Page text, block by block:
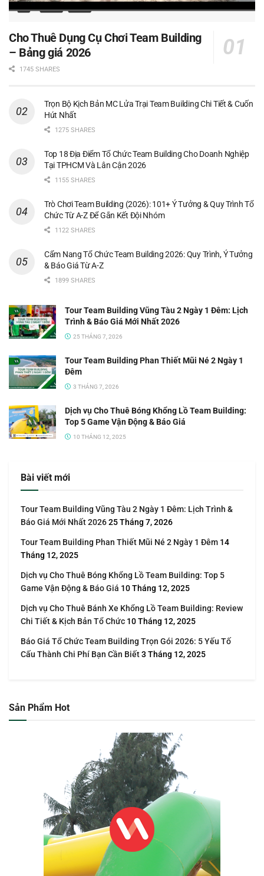
Cho Thuê Dụng Cụ Chơi Team Building
– Bảng giá 2026
1745 SHARES
Trọn Bộ Kịch Bản MC Lửa Trại Team Building Chi Tiết & Cuốn
Hút Nhất
1275 SHARES
Top 18 Địa Điểm Tổ Chức Team Building Cho Doanh Nghiệp
Tại TPHCM Và Lân Cận 2026
1155 SHARES
Trò Chơi Team Building (2026): 101+ Ý Tưởng & Quy Trình Tổ
Chức Từ A-Z Để Gắn Kết Đội Nhóm
1122 SHARES
Cẩm Nang Tổ Chức Team Building 2026: Quy Trình, Ý Tưởng
& Báo Giá Từ A-Z
1899 SHARES
Tour Team Building Vũng Tàu 2 Ngày 1 Đêm: Lịch
Trình & Báo Giá Mới Nhất 2026
25 THÁNG 7, 2026
Tour Team Building Phan Thiết Mũi Né 2 Ngày 1
Đêm
3 THÁNG 7, 2026
Dịch vụ Cho Thuê Bóng Khổng Lồ Team Building:
Top 5 Game Vận Động & Báo Giá
10 THÁNG 12, 2025
Bài viết mới
Tour Team Building Vũng Tàu 2 Ngày 1 Đêm: Lịch Trình &
Báo Giá Mới Nhất 202625 Tháng 7, 2026
Tour Team Building Phan Thiết Mũi Né 2 Ngày 1 Đêm 14
Tháng 12, 2025
Dịch vụ Cho Thuê Bóng Khổng Lồ Team Building: Top 5
Game Vận Động & Báo Giá 10 Tháng 12, 2025
Dịch vụ Cho Thuê Bánh Xe Khổng Lồ Team Building: Review
Chi Tiết & Kịch Bản Tổ Chức 10 Tháng 12, 2025
Báo Giá Tổ Chức Team Building Trọn Gói 2026: 5 Yếu Tố
Cấu Thành Chi Phí Bạn Cần Biết3 Tháng 12, 2025
Sản Phẩm Hot